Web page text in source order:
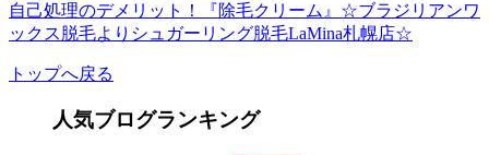
自己処理のデメリット！『除毛クリーム』☆ブラジリアンワ
ックス脱毛よりシュガーリング脱毛LaMina札幌店☆
トップへ戻る
人気ブログランキング